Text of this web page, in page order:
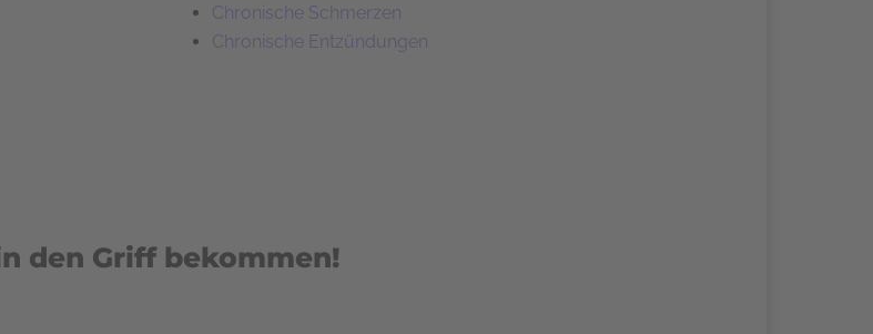
Chronische Schmerzen
Chronische Entzündungen
den Griff bekommen!